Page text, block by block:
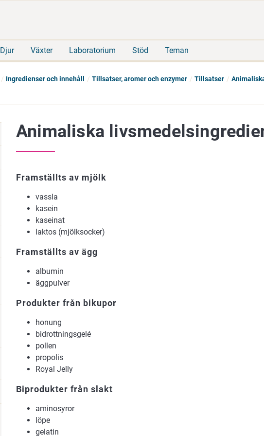
Djur Växter Laboratorium Stöd Teman
Ingredienser och innehåll Tillsatser, aromer och enzymer Tillsatser
Animaliska
Framställts av mjölk
vassla
kasein
kaseinat
laktos (mjölksocker)
Framställts av ägg
albumin
äggpulver
Produkter från bikupor
honung
bidrottningsgelé
pollen
propolis
Royal Jelly
Biprodukter från slakt
aminosyror
löpe
gelatin